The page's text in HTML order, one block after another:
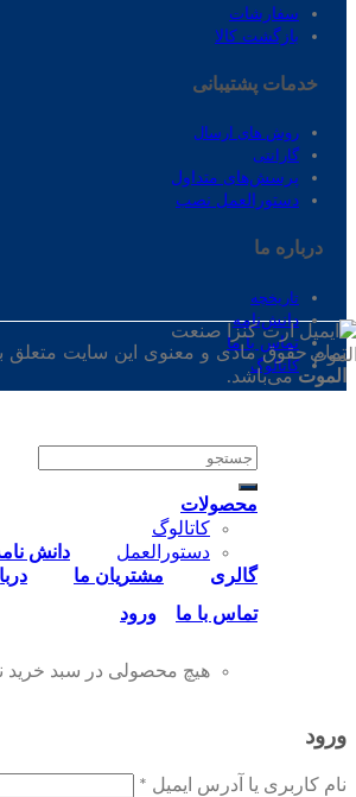
سفارشات
بازگشت کالا
خدمات پشتیبانی
روش های ارسال
گارانتی
پرسش‌های متداول
دستورالعمل نصب
درباره ‌ما
تاریخچه
دانش‌نامه
تماس‌ با‌ ما
کاتالوگ
تمام حقوق مادی و معنوی این سایت
الموتمی‌باشد.
جستجو
برای:
محصولات
کاتالوگ
دستورالعمل
دانش
گالری
مشتریان ما
تماس‌ با‌ ما
ورود
هیچ محصولی در سبد خرید
ورود
نام کاربری یا آدرس ایمیل *